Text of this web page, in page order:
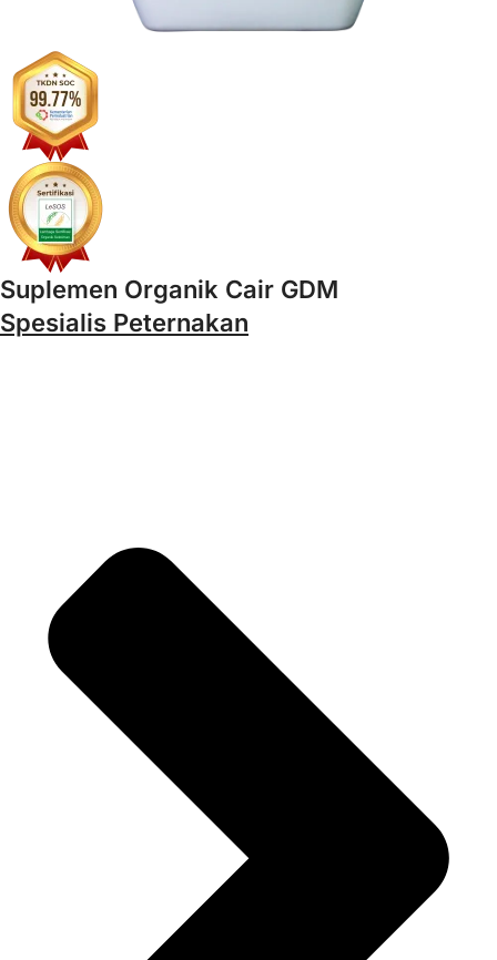
Suplemen Organik Cair GDM
Spesialis Peternakan